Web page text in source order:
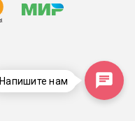
Напишите нам